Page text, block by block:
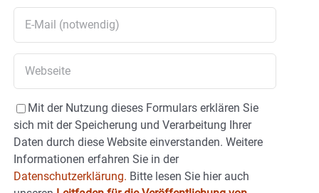
Mit der Nutzung dieses Formulars erklären Sie
sich mit der Speicherung und Verarbeitung Ihrer
Daten durch diese Website einverstanden. Weitere
Informationen erfahren Sie in der
Datenschutzerklärung. Bitte lesen Sie hier auch